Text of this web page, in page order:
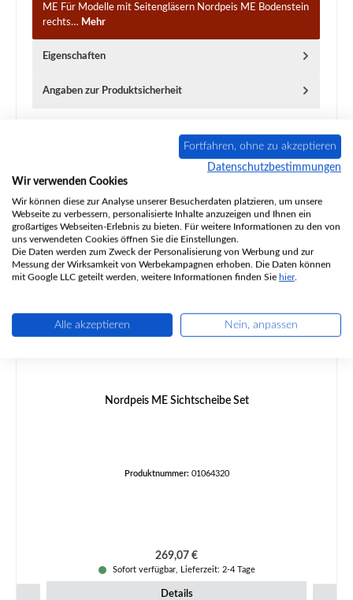
ME Für Modelle mit Seitengläsern Nordpeis ME Bodenstein
rechts… Mehr
Eigenschaften
Angaben zur Produktsicherheit
Produktgalerie überspringen
Ähnliche Artikel
Nur 6 auf Lager!
Nordpeis ME Sichtscheibe Set
Produktnummer: 01064320
Regulärer Preis:
269,07 €
Sofort verfügbar, Lieferzeit: 2-4 Tage
Details
Fortfahren, ohne zu akzeptieren
Datenschutzbestimmungen
Wir verwenden Cookies
Wir können diese zur Analyse unserer Besucherdaten platzieren, um unsere
Webseite zu verbessern, personalisierte Inhalte anzuzeigen und Ihnen ein
großartiges Webseiten-Erlebnis zu bieten. Für weitere Informationen zu den von
uns verwendeten Cookies öffnen Sie die Einstellungen.
Die Daten werden zum Zweck der Personalisierung von Werbung und zur
Messung der Wirksamkeit von Werbekampagnen erhoben. Die Daten können
mit Google LLC geteilt werden, weitere Informationen finden Sie hier.
Alle akzeptieren Nein, anpassen